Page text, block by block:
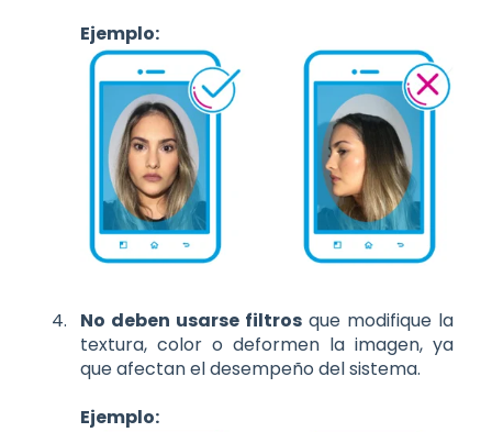
Ejemplo:
No deben usarse filtrosque modifique la
textura, color o deformen la imagen, ya
que afectan el desempeño del sistema.
Ejemplo: